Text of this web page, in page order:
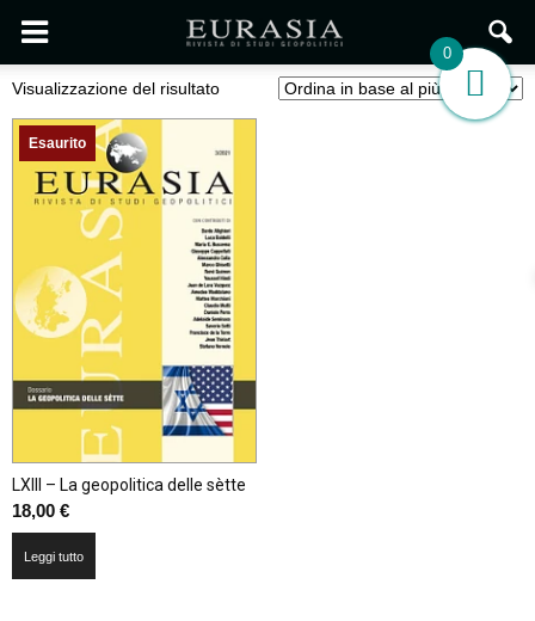
Visualizzazione del risultato
Esaurito
LXIII – La geopolitica delle sètte
18,00 €
Leggi tutto
0